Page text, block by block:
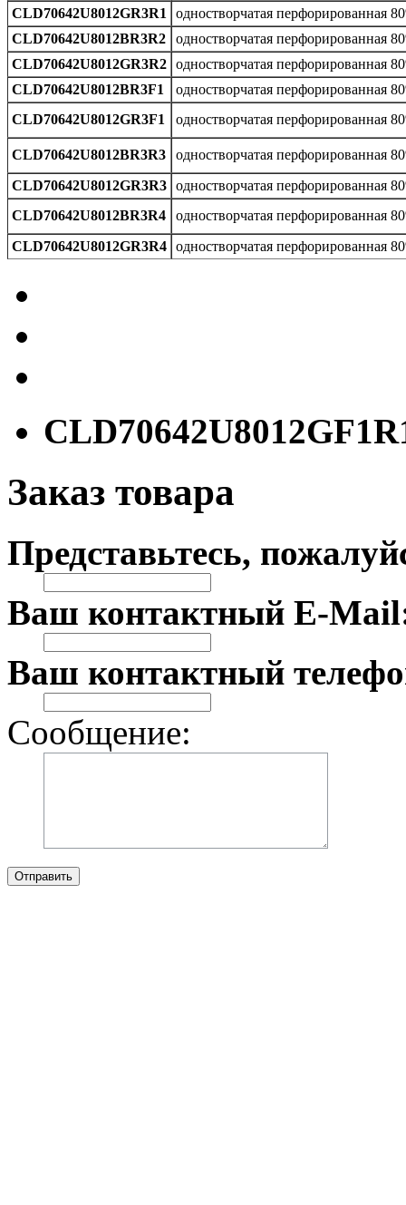
CLD70642U8012GR3R1
одностворчатая перфорированная
CLD70642U8012BR3R2
одностворчатая перфорированная
CLD70642U8012GR3R2 одностворчатая перфорированная
CLD70642U8012BR3F1
одностворчатая перфорированная
CLD70642U8012GR3F1
одностворчатая перфорированная
CLD70642U8012BR3R3
одностворчатая перфорированная
CLD70642U8012GR3R3 одностворчатая перфорированная
CLD70642U8012BR3R4
одностворчатая перфорированная
CLD70642U8012GR3R4 одностворчатая перфорированная
Заказ товара
Представьтесь,
Ваш контактный E-
Ваш контактный
Сообщение:
Отправить